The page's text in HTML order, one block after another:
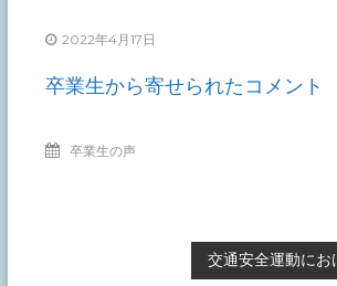
2022年4月17日
卒業生から寄せられたコメント
卒業生の声
交通安全運動にお